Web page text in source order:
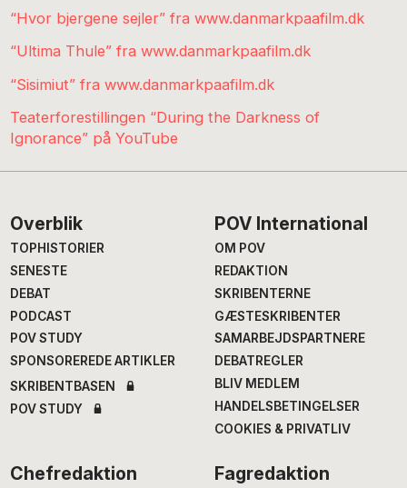
“Hvor bjergene sejler” fra www.danmarkpaafilm.dk
“Ultima Thule” fra www.danmarkpaafilm.dk
“Sisimiut” fra www.danmarkpaafilm.dk
Teaterforestillingen “During the Darkness of
Ignorance” på YouTube
Footer
Overblik
TOPHISTORIER
SENESTE
DEBAT
PODCAST
POV STUDY
SPONSOREREDE ARTIKLER
SKRIBENTBASEN
POV STUDY
POV International
OM POV
REDAKTION
SKRIBENTERNE
GÆSTESKRIBENTER
SAMARBEJDSPARTNERE
DEBATREGLER
BLIV MEDLEM
HANDELSBETINGELSER
COOKIES & PRIVATLIV
Chefredaktion Fagredaktion